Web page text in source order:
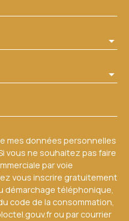
mes données personnelles
vous ne souhaitez pas faire
par voie
vous inscrire gratuitement
démarchage téléphonique,
code de la consommation,
ou par courrier